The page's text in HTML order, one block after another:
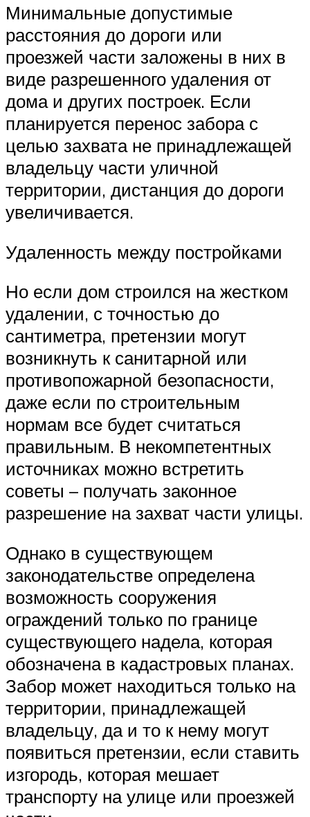
Минимальные допустимые
расстояния до дороги или
проезжей части заложены в них в
виде разрешенного удаления от
дома и других построек. Если
планируется перенос забора с
целью захвата не принадлежащей
владельцу части уличной
территории, дистанция до дороги
увеличивается.
Удаленность между постройками
Но если дом строился на жестком
удалении, с точностью до
сантиметра, претензии могут
возникнуть к санитарной или
противопожарной безопасности,
даже если по строительным
нормам все будет считаться
правильным. В некомпетентных
источниках можно встретить
советы – получать законное
разрешение на захват части улицы.
Однако в существующем
законодательстве определена
возможность сооружения
ограждений только по границе
существующего надела, которая
обозначена в кадастровых планах.
Забор может находиться только на
территории, принадлежащей
владельцу, да и то к нему могут
появиться претензии, если ставить
изгородь, которая мешает
транспорту на улице или проезжей